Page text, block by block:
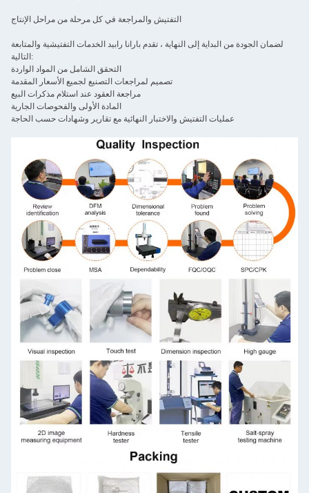
التفتيش والمراجعة في كل مرحلة من مراحل الإنتاج
لضمان الجودة من البداية إلى النهاية ، تقدم بارانا رابيد الخدمات التفتيشية والمتابعة
التالية:
التحقق الشامل من المواد الواردة
تصميم لمراجعات التصنيع لجميع الأسعار المقدمة
مراجعة العقود عند استلام مذكرات البيع
المادة الأولى والفحوصات الجارية
عمليات التفتيش والاختبار النهائية مع تقارير وشهادات حسب الحاجة